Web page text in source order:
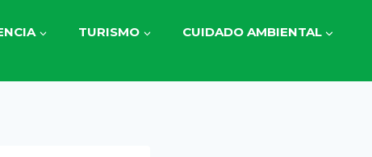
TURISMO
CUIDADO AMBIENTAL